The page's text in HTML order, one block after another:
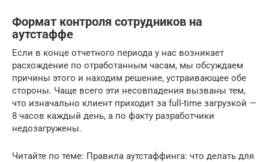
Формат контроля сотрудников на
аутстаффе
Если в конце отчетного периода у нас возникает
расхождение по отработанным часам, мы обсуждаем
причины этого и находим решение, устраивающее обе
стороны. Чаще всего эти несовпадения вызваны тем,
что изначально клиент приходит за full-time загрузкой —
8 часов каждый день, а по факту разработчики
недозагружены.
Читайте по теме: Правила аутстаффинга: что делать для